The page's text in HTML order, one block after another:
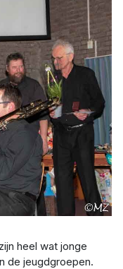
de jeugdgroepen.